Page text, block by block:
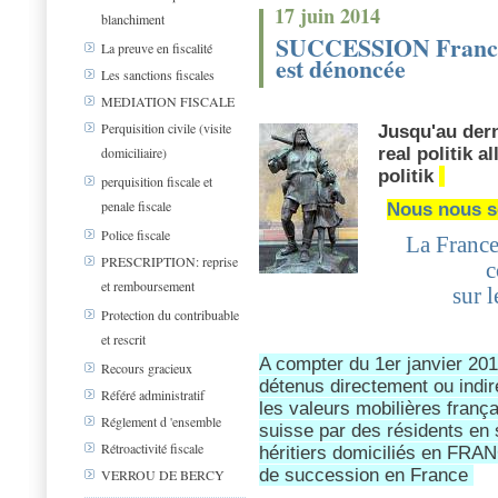
blanchiment
La preuve en fiscalité
Les sanctions fiscales
MEDIATION FISCALE
Perquisition civile (visite
domiciliaire)
perquisition fiscale et
penale fiscale
Police fiscale
PRESCRIPTION: reprise
et remboursement
Protection du contribuable
et rescrit
Recours gracieux
Référé administratif
Réglement d 'ensemble
Rétroactivité fiscale
VERROU DE BERCY
17 juin 2014
SUCCESSION
est dénoncée
Jusqu'au
real politik
politik
Nous nous
La
sur
A compter du 1er janvier
détenus directement ou
les valeurs mobilières
suisse par des résidents en
héritiers domiciliés en
de succession en France